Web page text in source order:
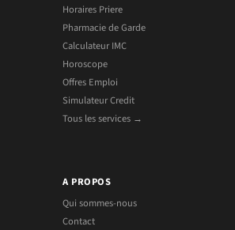
Horaires Priere
Pharmacie de Garde
Calculateur IMC
Horoscope
Offres Emploi
Simulateur Credit
Tous les services →
A PROPOS
Qui sommes-nous
Contact